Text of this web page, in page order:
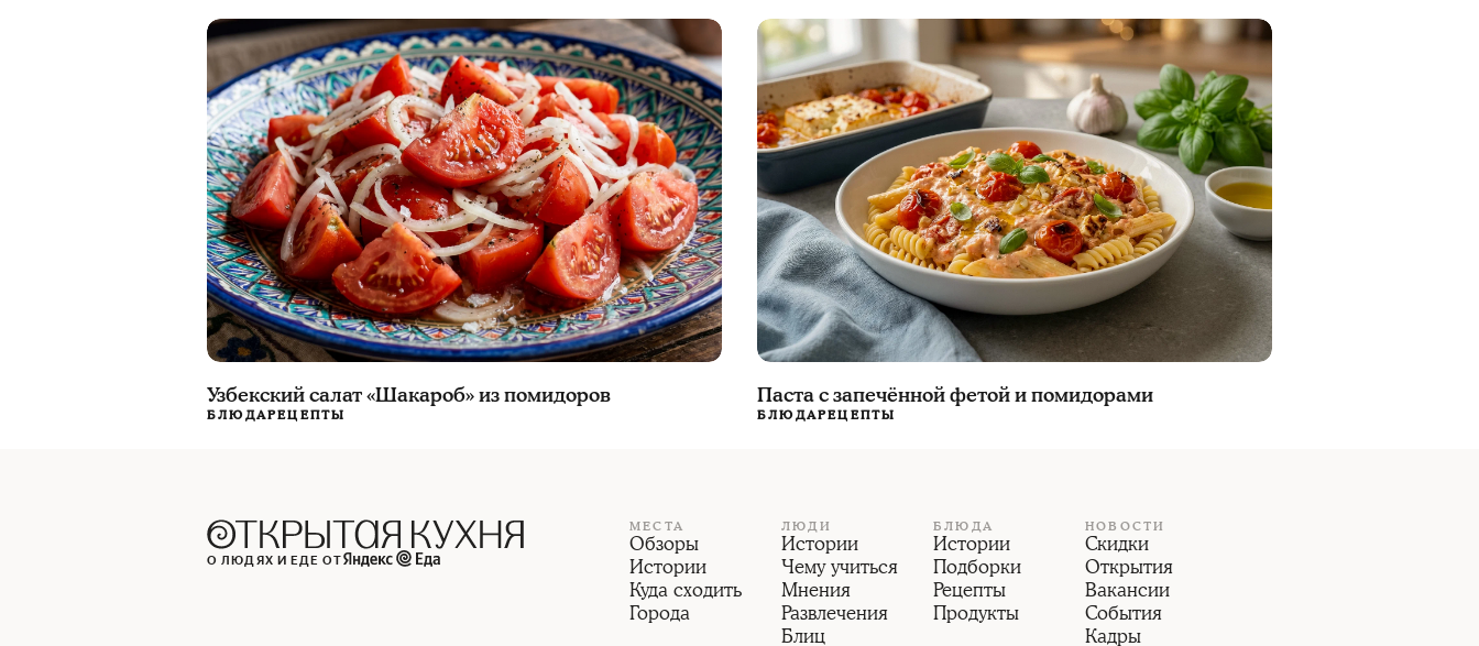
Узбекский салат «Шакароб» из помидоров
БЛЮДАРЕЦЕПТЫ
Паста с запечённой фетой и помидорами
БЛЮДАРЕЦЕПТЫ
О ЛЮДЯХ И ЕДЕ ОТ
МЕСТА
Обзоры
Истории
Куда сходить
Города
ЛЮДИ
Истории
Чему учиться
Мнения
Развлечения
Блиц
БЛЮДА
Истории
Подборки
Рецепты
Продукты
НОВОСТИ
Скидки
Открытия
Вакансии
События
Кадры